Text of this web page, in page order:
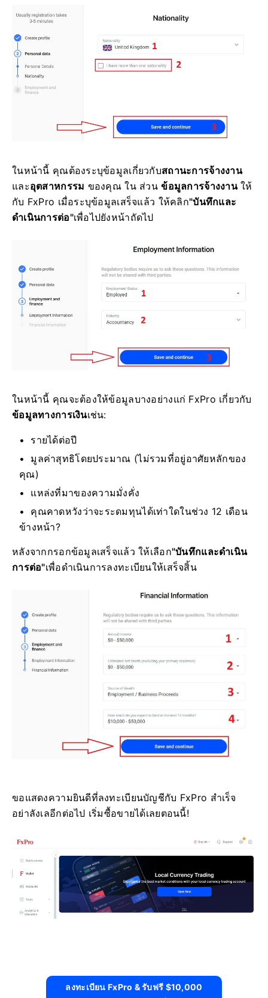
ในหน้านี้ คุณต้องระบุข้อมูลเกี่ยวกับสถานะการจ้างงาน
และอุตสาหกรรม ของคุณ ใน ส่วนข้อมูลการจ้างงานให้
กับ FxPro เมื่อระบุข้อมูลเสร็จแล้ว ให้คลิก"บันทึกและ
ดำเนินการต่อ"เพื่อไปยังหน้าถัดไป
ในหน้านี้ คุณจะต้องให้ข้อมูลบางอย่างแก่ FxPro เกี่ยวกับ
ข้อมูลทางการเงินเช่น:
รายได้ต่อปี
มูลค่าสุทธิโดยประมาณ (ไม่รวมที่อยู่อาศัยหลักของ
คุณ)
แหล่งที่มาของความมั่งคั่ง
คุณคาดหวังว่าจะระดมทุนได้เท่าใดในช่วง 12 เดือน
ข้างหน้า?
หลังจากกรอกข้อมูลเสร็จแล้ว ให้เลือก"บันทึกและดำเนิน
การต่อ"เพื่อดำเนินการลงทะเบียนให้เสร็จสิ้น
ขอแสดงความยินดีที่ลงทะเบียนบัญชีกับ FxPro สำเร็จ
อย่าลังเลอีกต่อไป เริ่มซื้อขายได้เลยตอนนี้!
ลงทะเบียน FxPro & รับฟรี $10,000